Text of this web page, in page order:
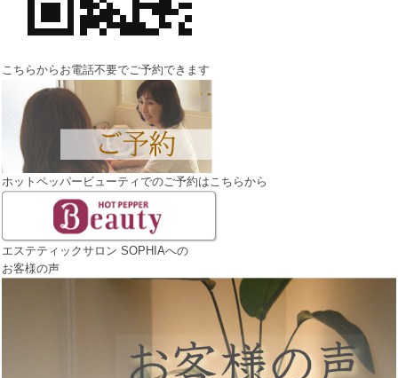
こちらからお電話不要でご予約できます
ホットペッパービューティでのご予約はこちらから
エステティックサロン SOPHIAへの
お客様の声